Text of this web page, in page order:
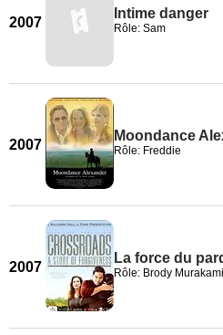
2007
Intime danger
Rôle: Sam
2007
Moondance
Rôle: Freddie
2007
La force du
Rôle: Brody Murakami